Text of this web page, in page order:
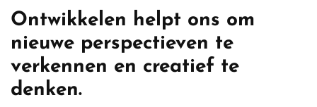
Ontwikkelen helpt ons om
nieuwe perspectieven te
verkennen en creatief te
denken.